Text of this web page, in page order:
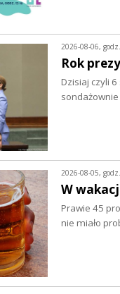
2026-08-06,
Rok
Dzisiaj czyli
2026-08-05,
W
Prawie 45
nie miało